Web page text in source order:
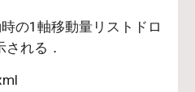
の1軸移動量リストドロ
れる．